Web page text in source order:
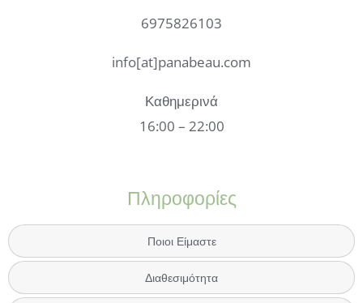
6975826103
info[at]panabeau.com
Καθημερινά
16:00 – 22:00
Πληροφορίες
Ποιοι Είμαστε
Διαθεσιμότητα